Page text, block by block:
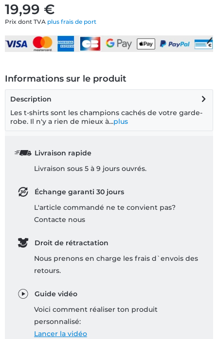
19,99 €
Prix dont TVA plus frais de port
Informations sur le produit
Description
Les t-shirts sont les champions cachés de votre garde-
robe. Il n'y a rien de mieux à...plus
Livraison rapide
Livraison sous 5 à 9 jours ouvrés.
Échange garanti 30 jours
L'article commandé ne te convient pas?
Contacte nous
Droit de rétractation
Nous prenons en charge les frais d`envois des
retours.
Guide vidéo
Voici comment réaliser ton produit
personnalisé:
Lancer la vidéo